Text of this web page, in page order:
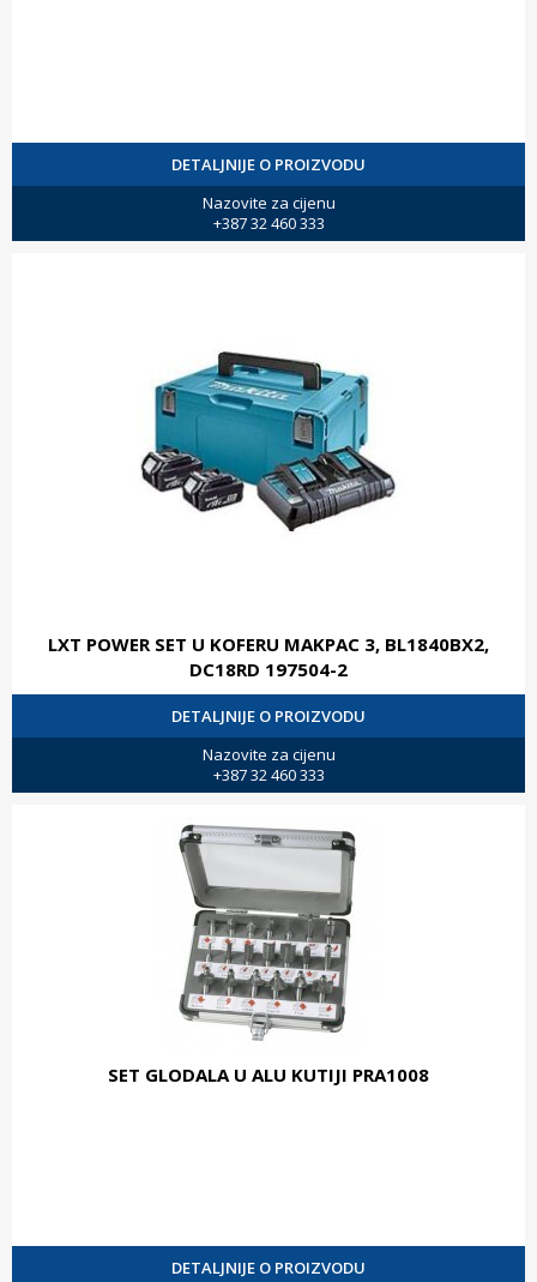
DETALJNIJE O PROIZVODU
Nazovite za cijenu
+387 32 460 333
LXT POWER SET U KOFERU MAKPAC 3, BL1840BX2,
DC18RD 197504-2
DETALJNIJE O PROIZVODU
Nazovite za cijenu
+387 32 460 333
SET GLODALA U ALU KUTIJI PRA1008
DETALJNIJE O PROIZVODU